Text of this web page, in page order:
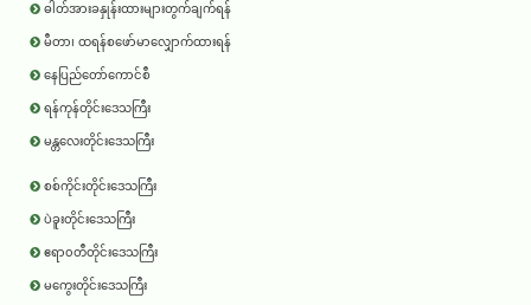
ဓါတ်အားခနှုန်းထားများတွက်ချက်ရန်
မီတာ၊ ထရန်စဖော်မာလျှောက်ထားရန်
နေပြည်တော်ကောင်စီ
ရန်ကုန်တိုင်းဒေသကြီး
မန္တလေးတိုင်းဒေသကြီး
စစ်ကိုင်းတိုင်းဒေသကြီး
ပဲခူးတိုင်းဒေသကြီး
ဧရာ၀တီတိုင်းဒေသကြီး
မကွေးတိုင်းဒေသကြီး